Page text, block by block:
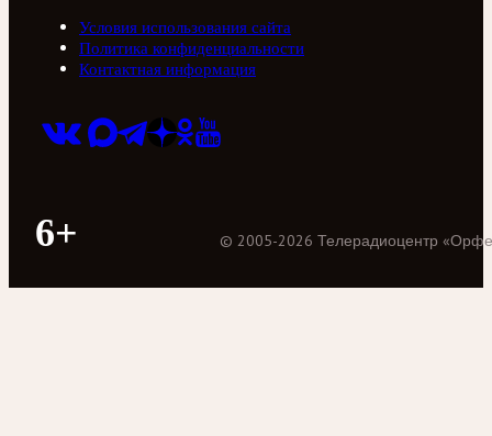
Условия использования сайта
Политика конфиденциальности
Контактная информация
6+ © 2005-2026 Телерадиоцентр